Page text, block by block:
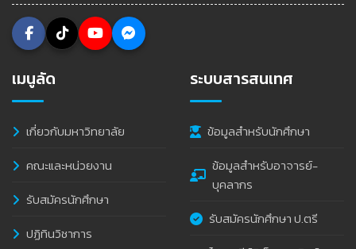
เมนูลัด
เกี่ยวกับมหาวิทยาลัย
คณะและหน่วยงาน
รับสมัครนักศึกษา
ปฏิทินวิชาการ
ระบบสารสนเทศ
ข้อมูลสำหรับนักศึกษา
ข้อมูลสำหรับอาจารย์-
บุคลากร
รับสมัครนักศึกษา ป.ตรี